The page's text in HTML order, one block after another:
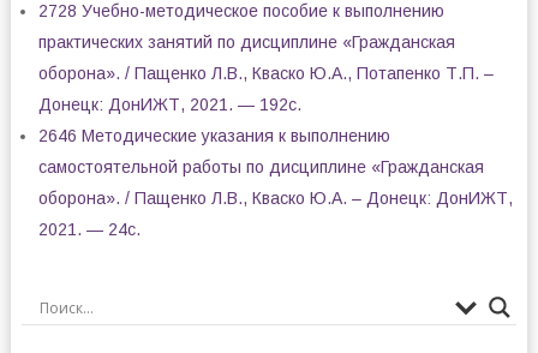
2728 Учебно-методическое пособие к выполнению
практических занятий по дисциплине «Гражданская
оборона». / Пащенко Л.В., Кваско Ю.А., Потапенко Т.П. –
Донецк: ДонИЖТ, 2021. — 192с.
2646 Методические указания к выполнению
самостоятельной работы по дисциплине «Гражданская
оборона». / Пащенко Л.В., Кваско Ю.А. – Донецк: ДонИЖТ,
2021. — 24с.